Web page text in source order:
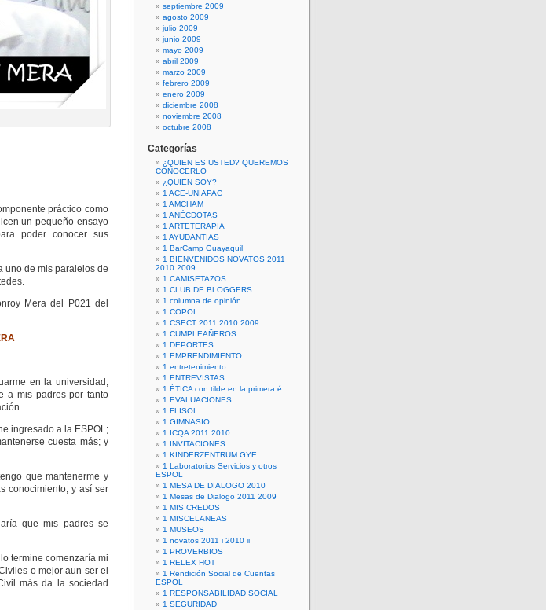
práctico como
un pequeño ensayo
poder conocer sus
uno de mis paralelos de
Mera del P021 del
en la universidad;
a mis padres por tanto
ingresado a la ESPOL;
cuesta más; y
que mantenerme y
conocimiento, y así ser
que mis padres se
termine comenzaría mi
o mejor aun ser el
más da la sociedad
septiembre 2009
agosto 2009
julio 2009
junio 2009
mayo 2009
abril 2009
marzo 2009
febrero 2009
enero 2009
diciembre 2008
noviembre 2008
octubre 2008
Categorías
¿QUIEN ES USTED? QUEREMOS
CONOCERLO
¿QUIEN SOY?
1 ACE-UNIAPAC
1 AMCHAM
1 ANÉCDOTAS
1 ARTETERAPIA
1 AYUDANTIAS
1 BarCamp Guayaquil
1 BIENVENIDOS NOVATOS 2011
2010 2009
1 CAMISETAZOS
1 CLUB DE BLOGGERS
1 columna de opinión
1 COPOL
1 CSECT 2011 2010 2009
1 CUMPLEAÑEROS
1 DEPORTES
1 EMPRENDIMIENTO
1 entretenimiento
1 ENTREVISTAS
1 ÉTICA con tilde en la primera é.
1 EVALUACIONES
1 FLISOL
1 GIMNASIO
1 ICQA 2011 2010
1 INVITACIONES
1 KINDERZENTRUM GYE
1 Laboratorios Servicios y otros
ESPOL
1 MESA DE DIALOGO 2010
1 Mesas de Dialogo 2011 2009
1 MIS CREDOS
1 MISCELANEAS
1 MUSEOS
1 novatos 2011 i 2010 ii
1 PROVERBIOS
1 RELEX HOT
1 Rendición Social de Cuentas
ESPOL
1 RESPONSABILIDAD SOCIAL
1 SEGURIDAD